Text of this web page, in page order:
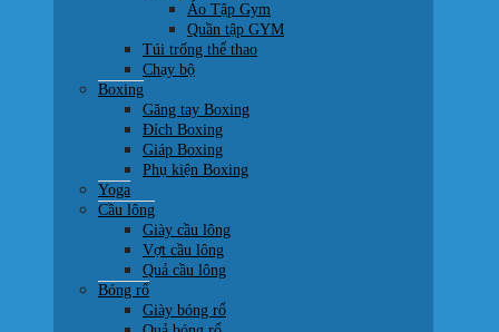
Áo Tập Gym
Quần tập GYM
Túi trống thể thao
Chạy bộ
Boxing
Găng tay Boxing
Đích Boxing
Giáp Boxing
Phụ kiện Boxing
Yoga
Cầu lông
Giày cầu lông
Vợt cầu lông
Quả cầu lông
Bóng rổ
Giày bóng rổ